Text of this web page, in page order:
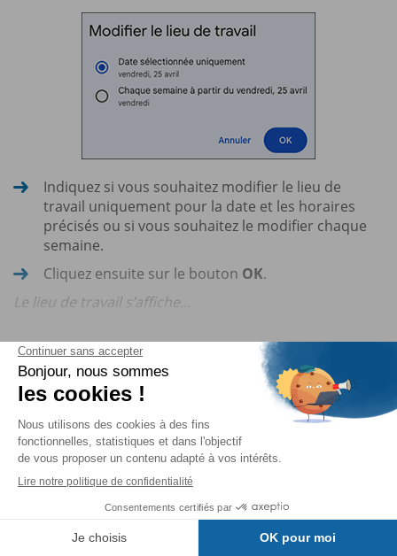
Indiquez si vous souhaitez modifier le lieu de
travail uniquement pour la date et les horaires
précisés ou si vous souhaitez le modifier chaque
semaine.
Cliquez ensuite sur le bouton OK.
Le lieu de travail s’affiche...
Vous lisez des
extraits du livre.
Pour poursuivre…
J'achète
ou
Je m'abonne
Table des matières